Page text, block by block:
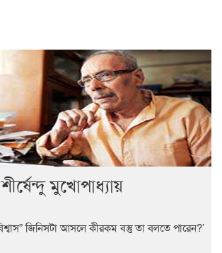
মুখোপাধ্যায়
জিনিসটা আসলে কীরকম বস্তু তা বলতে পারেন?’